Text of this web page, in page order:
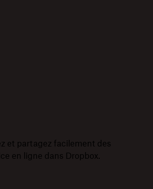
et partagez facilement des
en ligne dans Dropbox.